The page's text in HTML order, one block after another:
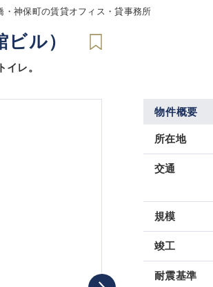
・神保町の賃貸オフィス・貸事務所
ル）
レ。
物件概要
所在地
交通
規模
竣工
耐震基準